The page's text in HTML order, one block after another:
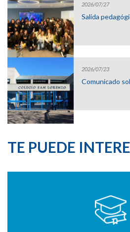
2026/07/27
Salida
2026/07/23
Comunicado
TE PUEDE